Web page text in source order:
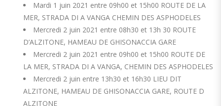
Mardi 1 juin 2021 entre 09h00 et 15h00 ROUTE DE LA
MER, STRADA DI A VANGA CHEMIN DES ASPHODELES
Mercredi 2 juin 2021 entre 08h30 et 13h 30 ROUTE
D’ALZITONE, HAMEAU DE GHISONACCIA GARE
Mercredi 2 juin 2021 entre 09h00 et 15h00 ROUTE DE
LA MER, STRADA DI A VANGA, CHEMIN DES ASPHODELES
Mercredi 2 juin entre 13h30 et 16h30 LIEU DIT
ALZITONE, HAMEAU DE GHISONACCIA GARE, ROUTE D
ALZITONE